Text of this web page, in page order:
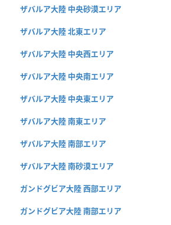
ザバルア大陸 中央砂漠エリア
ザバルア大陸 北東エリア
ザバルア大陸 中央西エリア
ザバルア大陸 中央南エリア
ザバルア大陸 中央東エリア
ザバルア大陸 南東エリア
ザバルア大陸 南部エリア
ザバルア大陸 南砂漠エリア
ガンドグビア大陸 西部エリア
ガンドグビア大陸 南部エリア